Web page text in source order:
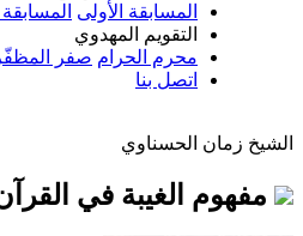
المسابقة الأولى المسابقة
التقويم المهدوي
محرم الحرام صفر المظفّر
اتصل بنا
الشيخ زمان الحسناوي
مفهوم الغيبة في القرآن